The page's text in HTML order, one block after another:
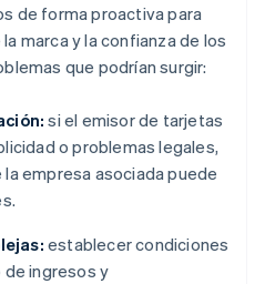
de forma proactiva para
marca y la confianza de los
que podrían surgir:
si el emisor de tarjetas
o problemas legales,
empresa asociada puede
establecer condiciones
ingresos y